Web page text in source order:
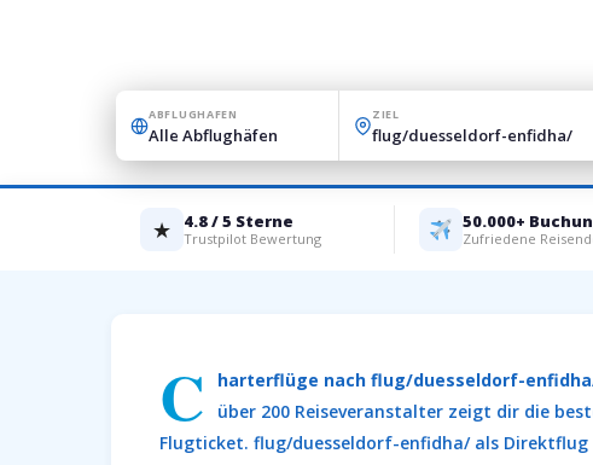
ABFLUGHAFEN ZIEL
★ 4.8 / 5 Sterne
Trustpilot Bewertung
50.000+
Zufriedene
C harterflüge nach flug/duesseldorf-
über 200 Reiseveranstalter zeigt dir die
Flugticket. flug/duesseldorf-enfidha/ als Direktflug